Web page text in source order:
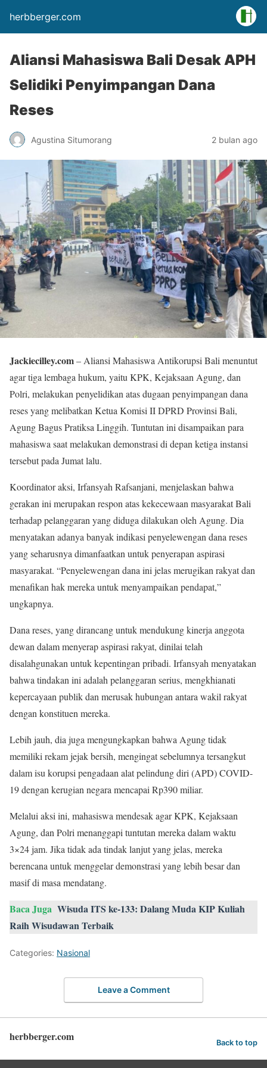
herbberger.com
Aliansi Mahasiswa Bali Desak APH
Selidiki Penyimpangan Dana
Reses
Agustina Situmorang 2 bulan ago
Jackiecilley.com– Aliansi Mahasiswa Antikorupsi Bali menuntut
agar tiga lembaga hukum, yaitu KPK, Kejaksaan Agung, dan
Polri, melakukan penyelidikan atas dugaan penyimpangan dana
reses yang melibatkan Ketua Komisi II DPRD Provinsi Bali,
Agung Bagus Pratiksa Linggih. Tuntutan ini disampaikan para
mahasiswa saat melakukan demonstrasi di depan ketiga instansi
tersebut pada Jumat lalu.
Koordinator aksi, Irfansyah Rafsanjani, menjelaskan bahwa
gerakan ini merupakan respon atas kekecewaan masyarakat Bali
terhadap pelanggaran yang diduga dilakukan oleh Agung. Dia
menyatakan adanya banyak indikasi penyelewengan dana reses
yang seharusnya dimanfaatkan untuk penyerapan aspirasi
masyarakat. “Penyelewengan dana ini jelas merugikan rakyat dan
menafikan hak mereka untuk menyampaikan pendapat,”
ungkapnya.
Dana reses, yang dirancang untuk mendukung kinerja anggota
dewan dalam menyerap aspirasi rakyat, dinilai telah
disalahgunakan untuk kepentingan pribadi. Irfansyah menyatakan
bahwa tindakan ini adalah pelanggaran serius, mengkhianati
kepercayaan publik dan merusak hubungan antara wakil rakyat
dengan konstituen mereka.
Lebih jauh, dia juga mengungkapkan bahwa Agung tidak
memiliki rekam jejak bersih, mengingat sebelumnya tersangkut
dalam isu korupsi pengadaan alat pelindung diri (APD) COVID-
19 dengan kerugian negara mencapai Rp390 miliar.
Melalui aksi ini, mahasiswa mendesak agar KPK, Kejaksaan
Agung, dan Polri menanggapi tuntutan mereka dalam waktu
3×24 jam. Jika tidak ada tindak lanjut yang jelas, mereka
berencana untuk menggelar demonstrasi yang lebih besar dan
masif di masa mendatang.
Baca Juga Wisuda ITS ke-133: Dalang Muda KIP Kuliah
Raih Wisudawan Terbaik
Categories: Nasional
Leave a Comment
herbberger.com Back to top